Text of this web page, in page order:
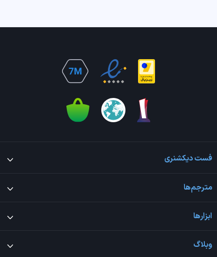
فست دیکشنری
مترجم‌ها
ابزارها
وبلاگ